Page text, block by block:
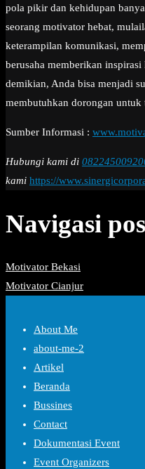
pola pikir dan kehidupan
seorang motivator hebat,
keterampilan komunikasi,
berusaha memberikan
demikian, Anda bisa menjadi
membutuhkan dorongan untuk
Sumber Informasi :
Hubungi kami di
kami https://
Navigasi pos
Motivator Bekasi
Motivator Cianjur
About Me
about-me-2
Artikel
Beranda
Bussines
Contact
Dokumentasi Event
Event Organizers